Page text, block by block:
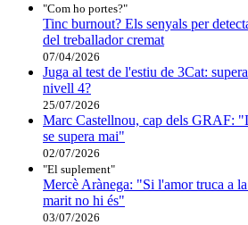
"Com ho portes?"
Tinc burnout? Els senyals per
del treballador cremat
07/04/2026
Juga al test de l'estiu de 3Cat:
nivell 4?
25/07/2026
Marc Castellnou, cap dels GRAF:
se supera mai"
02/07/2026
"El suplement"
Mercè Arànega: "Si l'amor truca a
marit no hi és"
03/07/2026